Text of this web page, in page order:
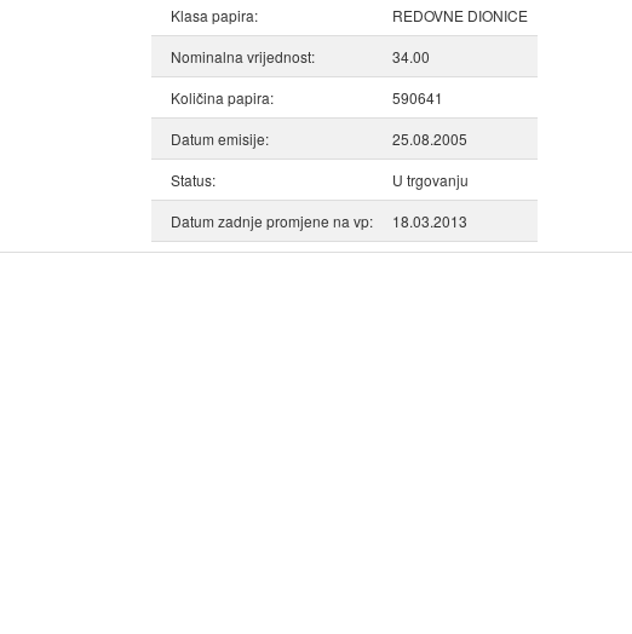
Klasa papira:
REDOVNE DIONICE
Nominalna vrijednost:
34.00
Količina papira:
590641
Datum emisije:
25.08.2005
Status:
U trgovanju
Datum zadnje promjene na vp:
18.03.2013